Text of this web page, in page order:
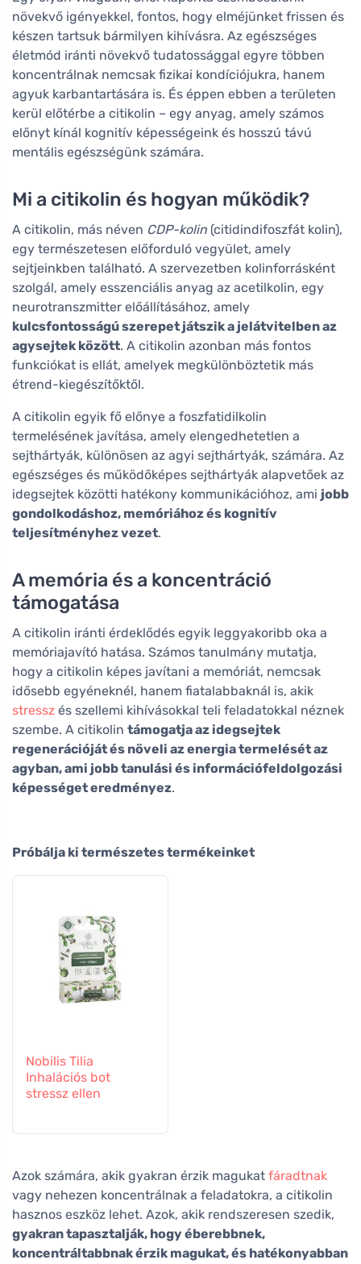
növekvő igényekkel, fontos, hogy elméjünket frissen és
készen tartsuk bármilyen kihívásra. Az egészséges
életmód iránti növekvő tudatossággal egyre többen
koncentrálnak nemcsak fizikai kondíciójukra, hanem
agyuk karbantartására is. És éppen ebben a területen
kerül előtérbe a citikolin – egy anyag, amely számos
előnyt kínál kognitív képességeink és hosszú távú
mentális egészségünk számára.
Mi a citikolin és hogyan működik?
A citikolin, más néven CDP-kolin (citidindifoszfát kolin),
egy természetesen előforduló vegyület, amely
sejtjeinkben található. A szervezetben kolinforrásként
szolgál, amely esszenciális anyag az acetilkolin, egy
neurotranszmitter előállításához, amely
kulcsfontosságú szerepet játszik a jelátvitelben az
agysejtek között. A citikolin azonban más fontos
funkciókat is ellát, amelyek megkülönböztetik más
étrend-kiegészítőktől.
A citikolin egyik fő előnye a foszfatidilkolin
termelésének javítása, amely elengedhetetlen a
sejthártyák, különösen az agyi sejthártyák, számára. Az
egészséges és működőképes sejthártyák alapvetőek az
idegsejtek közötti hatékony kommunikációhoz, ami jobb
gondolkodáshoz, memóriához és kognitív
teljesítményhez vezet.
A memória és a koncentráció
támogatása
A citikolin iránti érdeklődés egyik leggyakoribb oka a
memóriajavító hatása. Számos tanulmány mutatja,
hogy a citikolin képes javítani a memóriát, nemcsak
idősebb egyéneknél, hanem fiatalabbaknál is, akik
stressz és szellemi kihívásokkal teli feladatokkal néznek
szembe. A citikolin támogatja az idegsejtek
regenerációját és növeli az energia termelését az
agyban, ami jobb tanulási és információfeldolgozási
képességet eredményez.
Próbálja ki természetes termékeinket
Nobilis Tilia
Inhalációs bot
stressz ellen
Azok számára, akik gyakran érzik magukat fáradtnak
vagy nehezen koncentrálnak a feladatokra, a citikolin
hasznos eszköz lehet. Azok, akik rendszeresen szedik,
gyakran tapasztalják, hogy éberebbnek,
koncentráltabbnak érzik magukat, és hatékonyabban